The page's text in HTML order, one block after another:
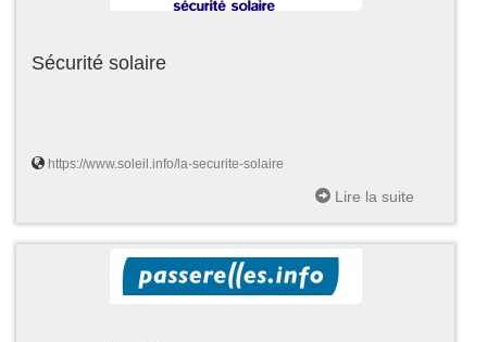
Sécurité solaire
https://www.soleil.info/la-securite-solaire
Lire la suite